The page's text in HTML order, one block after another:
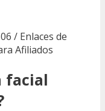
/ Enlaces de
Afiliados
facial